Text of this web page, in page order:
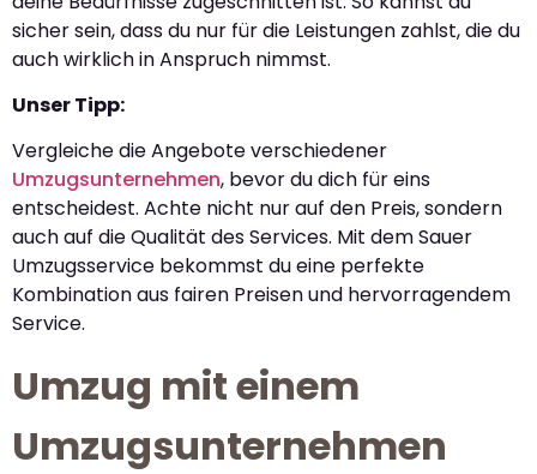
sicher sein, dass du nur für die Leistungen zahlst, die du
auch wirklich in Anspruch nimmst.
Unser Tipp:
Vergleiche die Angebote verschiedener
Umzugsunternehmen, bevor du dich für eins
entscheidest. Achte nicht nur auf den Preis, sondern
auch auf die Qualität des Services. Mit dem Sauer
Umzugsservice bekommst du eine perfekte
Kombination aus fairen Preisen und hervorragendem
Service.
Umzug mit einem
Umzugsunternehmen